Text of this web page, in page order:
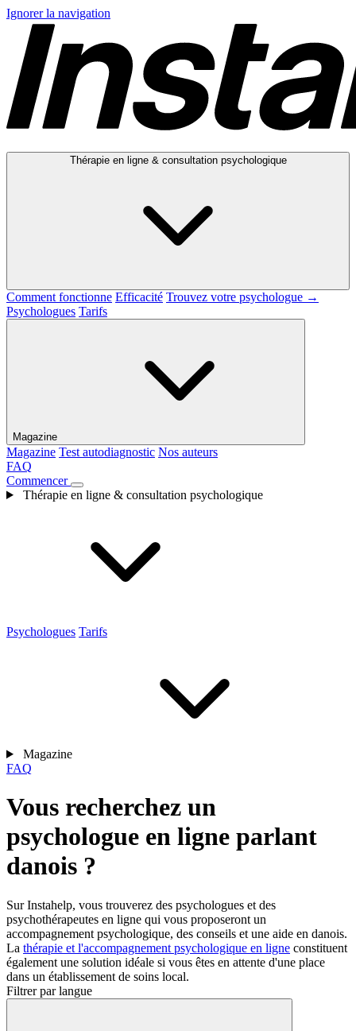
Ignorer la navigation
Thérapie en ligne & consultation psychologique
Comment fonctionne Efficacité Trouvez votre psychologue →
Psychologues Tarifs
Magazine
Magazine Test autodiagnostic Nos auteurs
FAQ
Commencer
Thérapie en ligne & consultation psychologique
Psychologues Tarifs
Magazine
FAQ
Vous recherchez un
psychologue en ligne parlant
danois ?
Sur Instahelp, vous trouverez des psychologues et des
psychothérapeutes en ligne qui vous proposeront un
accompagnement psychologique, des conseils et une aide en danois.
La thérapie et l'accompagnement psychologique en ligne constituent
également une solution idéale si vous êtes en attente d'une place
dans un établissement de soins local.
Filtrer par langue